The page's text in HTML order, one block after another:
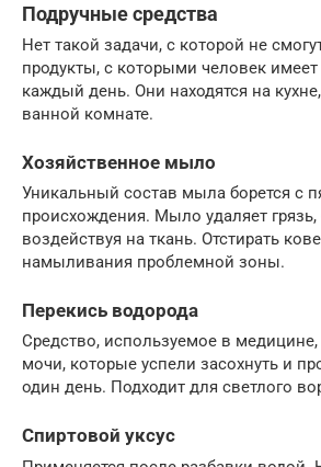
Подручные средства
Нет такой задачи, с которой не
продукты, с которыми человек имеет
каждый день. Они находятся на
ванной комнате.
Хозяйственное мыло
Уникальный состав мыла борется с
происхождения. Мыло удаляет
воздействуя на ткань. Отстирать
намыливания проблемной зоны.
Перекись водорода
Средство, используемое в
мочи, которые успели засохнуть и
один день. Подходит для светлого
Спиртовой уксус